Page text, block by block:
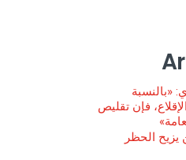
«بالنسبة
فإن تقليص
يزيح الحظر